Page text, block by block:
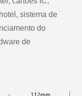
sistema de
do
de